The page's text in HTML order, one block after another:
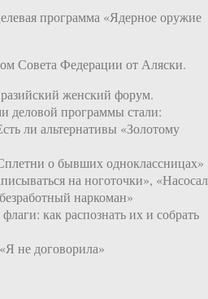
программа «Ядерное оружие
Совета Федерации от Аляски.
женский форум.
деловой программы стали:
ли альтернативы «Золотому
о бывших одноклассницах»
на ноготочки»,
наркоман»
как распознать их и собрать
не договорила»